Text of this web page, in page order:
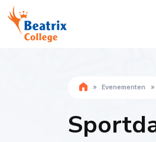
» Evenementen »